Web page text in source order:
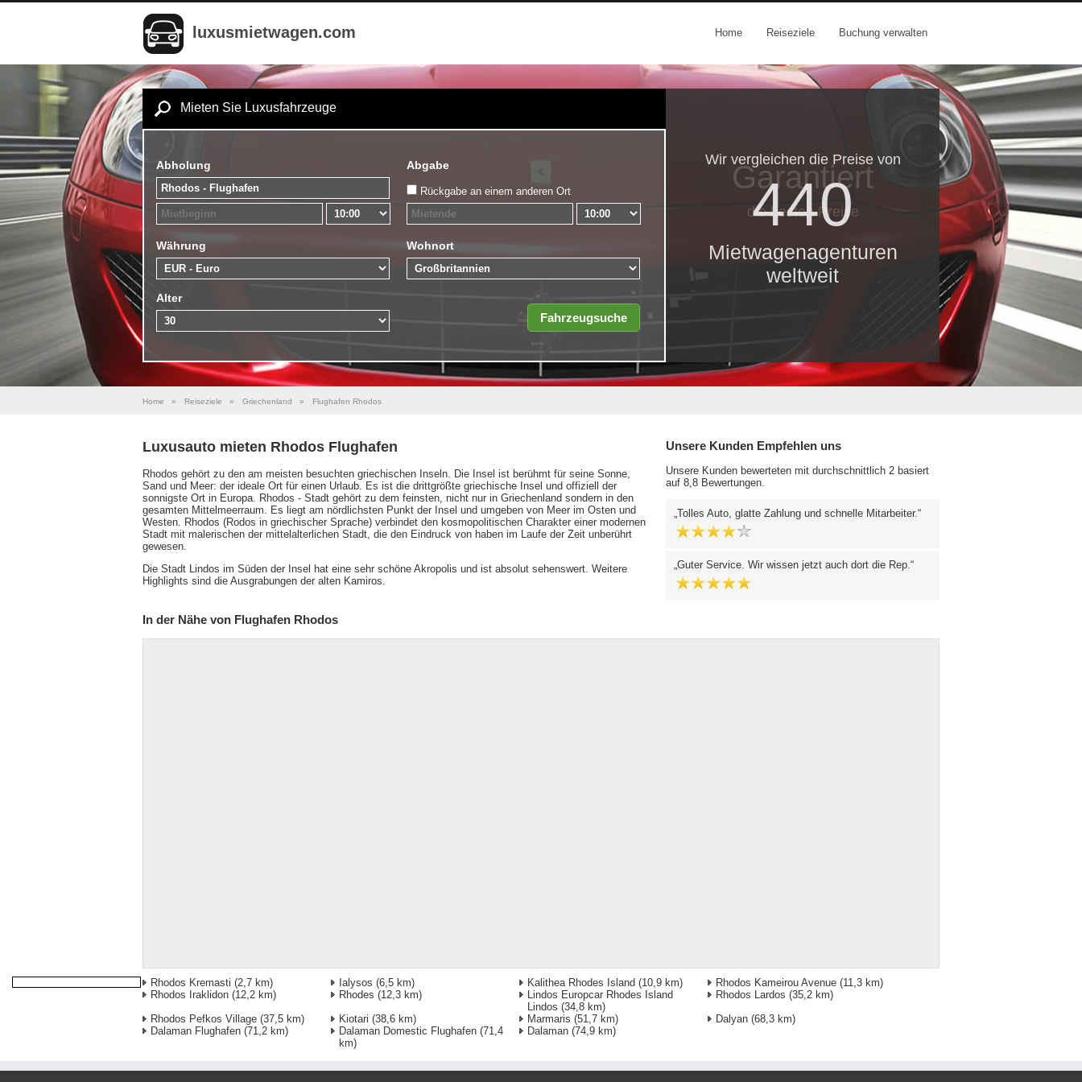
luxusmietwagen.com Home Reiseziele Buchung verwalten
Mieten Sie Luxusfahrzeuge
Abholung Abgabe
Rückgabe an einem anderen Ort
Währung Wohnort
Alter
Wir vergleichen die Preise von
440
Mietwagenagenturen
weltweit
Garantiert
die besten Preise
Home » Reiseziele » Griechenland » Flughafen Rhodos
Luxusauto mieten Rhodos Flughafen
Rhodos gehört zu den am meisten besuchten griechischen Inseln. Die Insel ist berühmt für seine Sonne,
Sand und Meer: der ideale Ort für einen Urlaub. Es ist die drittgrößte griechische Insel und offiziell der
sonnigste Ort in Europa. Rhodos - Stadt gehört zu dem feinsten, nicht nur in Griechenland sondern in den
gesamten Mittelmeerraum. Es liegt am nördlichsten Punkt der Insel und umgeben von Meer im Osten und
Westen. Rhodos (Rodos in griechischer Sprache) verbindet den kosmopolitischen Charakter einer modernen
Stadt mit malerischen der mittelalterlichen Stadt, die den Eindruck von haben im Laufe der Zeit unberührt
gewesen.
Die Stadt Lindos im Süden der Insel hat eine sehr schöne Akropolis und ist absolut sehenswert. Weitere
Highlights sind die Ausgrabungen der alten Kamiros.
Unsere Kunden Empfehlen uns
Unsere Kunden bewerteten mit durchschnittlich 2 basiert
auf 8,8 Bewertungen.
Tolles Auto, glatte Zahlung und schnelle Mitarbeiter.
Guter Service. Wir wissen jetzt auch dort die Rep.
In der Nähe von Flughafen Rhodos
Rhodos Kremasti (2,7 km) Ialysos (6,5 km) Kalithea Rhodes Island (10,9 km) Rhodos Kameirou Avenue (11,3 km)
Rhodos Iraklidon (12,2 km) Rhodes (12,3 km)
Lindos Europcar Rhodes Island
Lindos (34,8 km)
Rhodos Lardos (35,2 km)
Rhodos Pefkos Village (37,5 km) Kiotari (38,6 km) Marmaris (51,7 km) Dalyan (68,3 km)
Dalaman Flughafen (71,2 km) Dalaman Domestic Flughafen (71,4
km)
Dalaman (74,9 km)